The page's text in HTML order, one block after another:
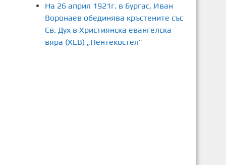
На 26 април 1921г. в Бургас, Иван
Воронаев обединява кръстените със
Св. Дух в Християнска евангелска
вяра (ХЕВ) „Пентекостел”